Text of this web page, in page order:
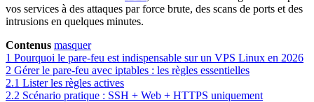
vos services à des attaques par force brute, des scans de ports et des
intrusions en quelques minutes.
Contenus masquer
1 Pourquoi le pare-feu est indispensable sur un VPS Linux en 2026
2 Gérer le pare-feu avec iptables : les règles essentielles
2.1 Lister les règles actives
2.2 Scénario pratique : SSH + Web + HTTPS uniquement